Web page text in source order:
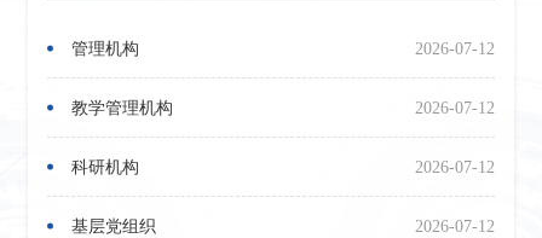
2026-07-12
管理机构
2026-07-12
教学管理机构
2026-07-12
科研机构
2026-07-12
基层党组织